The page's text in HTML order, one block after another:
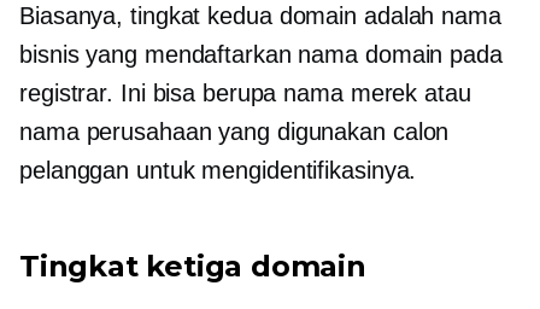
Biasanya,tingkat keduadomain adalah nama
bisnis yang mendaftarkan nama domain pada
registrar. Ini bisa berupa nama merek atau
nama perusahaan yang digunakan calon
pelanggan untuk mengidentifikasinya.
Tingkat ketiga domain